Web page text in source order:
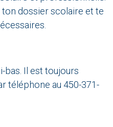
ton dossier scolaire et te
bas. Il est toujours
téléphone au 450-371-